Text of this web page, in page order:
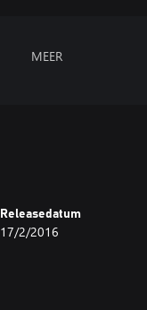
MEER
Releasedatum
17/2/2016